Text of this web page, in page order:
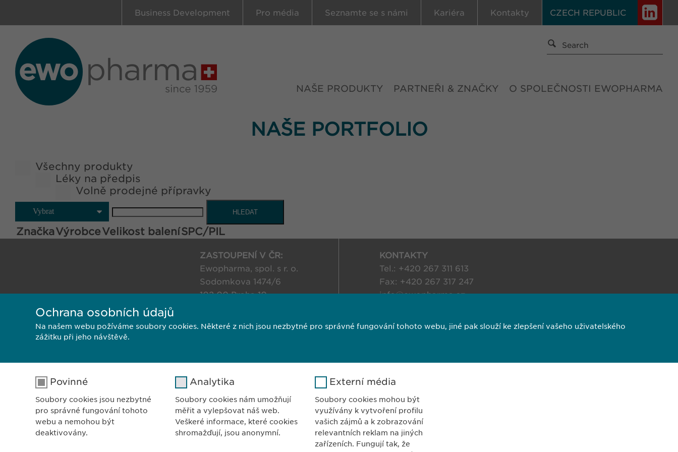
CZECH REPUBLIC
Business Development Pro média Seznamte se s námi Kariéra Kontakty
NAŠE PRODUKTY PARTNEŘI & ZNAČKY O SPOLEČNOSTI EWOPHARMA
NAŠE PORTFOLIO
Všechny produkty
Léky na předpis
Volně prodejné přípravky
Vybrat HLEDAT
ZnačkaVýrobceVelikost baleníSPC/PIL
ZASTOUPENÍ V ČR:
Ewopharma, spol. s r. o.
Sodomkova 1474/6
102 00 Praha 10
KONTAKTY
Tel.: +420 267 311 613
Fax: +420 267 317 247
info@ewopharma.cz
FARMAKOVIGILANCE
Privacy Policy Cookie Policy Impresum VPOIS Copyright © Ewopharma, spol. s r.o.
Ochrana osobních údajů
Na našem webu požíváme soubory cookies. Některé z nich jsou nezbytné pro správné fungování tohoto webu, jiné pak slouží ke zlepšení vašeho uživatelského
zážitku při jeho návštěvě.
Povinné
Soubory cookies jsou nezbytné
pro správné fungování tohoto
webu a nemohou být
deaktivovány.
Analytika
Soubory cookies nám umožňují
měřit a vylepšovat náš web.
Veškeré informace, které cookies
shromažďují, jsou anonymní.
Externí média
Soubory cookies mohou být
využívány k vytvoření profilu
vašich zájmů a k zobrazování
relevantních reklam na jiných
zařízeních. Fungují tak, že